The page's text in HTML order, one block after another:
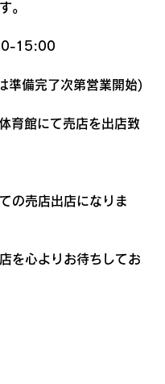
。
15:00
備完了次第営業開始)
育館にて売店を出店致
の売店出店になりま
を心よりお待ちしてお